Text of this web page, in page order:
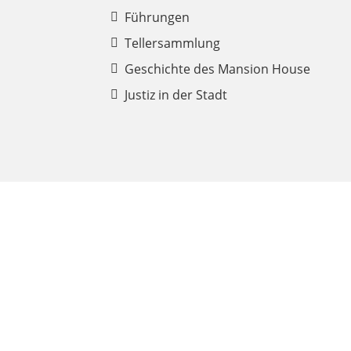
Führungen
Tellersammlung
Geschichte des Mansion House
Justiz in der Stadt